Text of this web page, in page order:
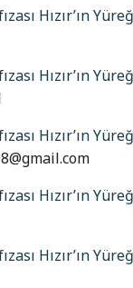
Hızır’ın
Hızır’ın
Hızır’ın
Hızır’ın
Hızır’ın